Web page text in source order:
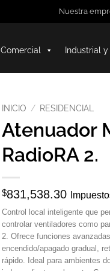
Nuestra
Comercial Industrial
INICIO / RESIDENCIAL
Atenuador
RadioRA 2.
$831,538.30
Control local inteligente que
controlar ventiladores como
2. Ofrece funciones
encendido/apagado gradual,
rápido. Ideal para ambientes